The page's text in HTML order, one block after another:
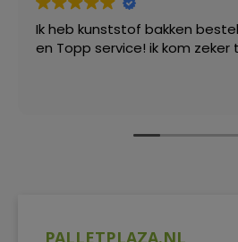
Ik heb kunststof bakken
en Topp service! ik kom zeker